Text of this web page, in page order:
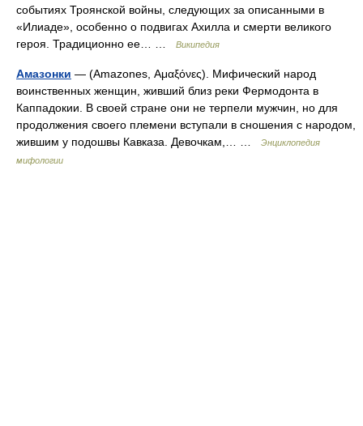
событиях Троянской войны, следующих за описанными в
«Илиаде», особенно о подвигах Ахилла и смерти великого
героя. Традиционно ее… …
Википедия
Амазонки — (Amazones, Αμαξόνες). Мифический народ
воинственных женщин, живший близ реки Фермодонта в
Каппадокии. В своей стране они не терпели мужчин, но для
продолжения своего племени вступали в сношения с народом,
жившим у подошвы Кавказа. Девочкам,… …
Энциклопедия
мифологии